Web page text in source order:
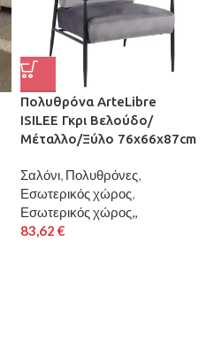
Πολυθρόνα ArteLibre
ISILEE Γκρι Βελούδο/
Μέταλλο/Ξύλο 76x66x87cm
Σαλόνι, Πολυθρόνες,
Εσωτερικός χώρος,
Εσωτερικός χώρος,,
83,62 €